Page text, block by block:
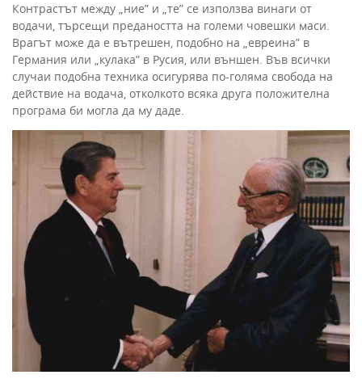
Контрастът между „ние” и „те” се използва винаги от
водачи, търсещи предаността на големи човешки маси.
Врагът може да е вътрешен, подобно на „евреина” в
Германия или „кулака” в Русия, или външен. Във всички
случаи подобна техника осигурява по-голяма свобода на
действие на водача, отколкото всяка друга положителна
програма би могла да му даде.